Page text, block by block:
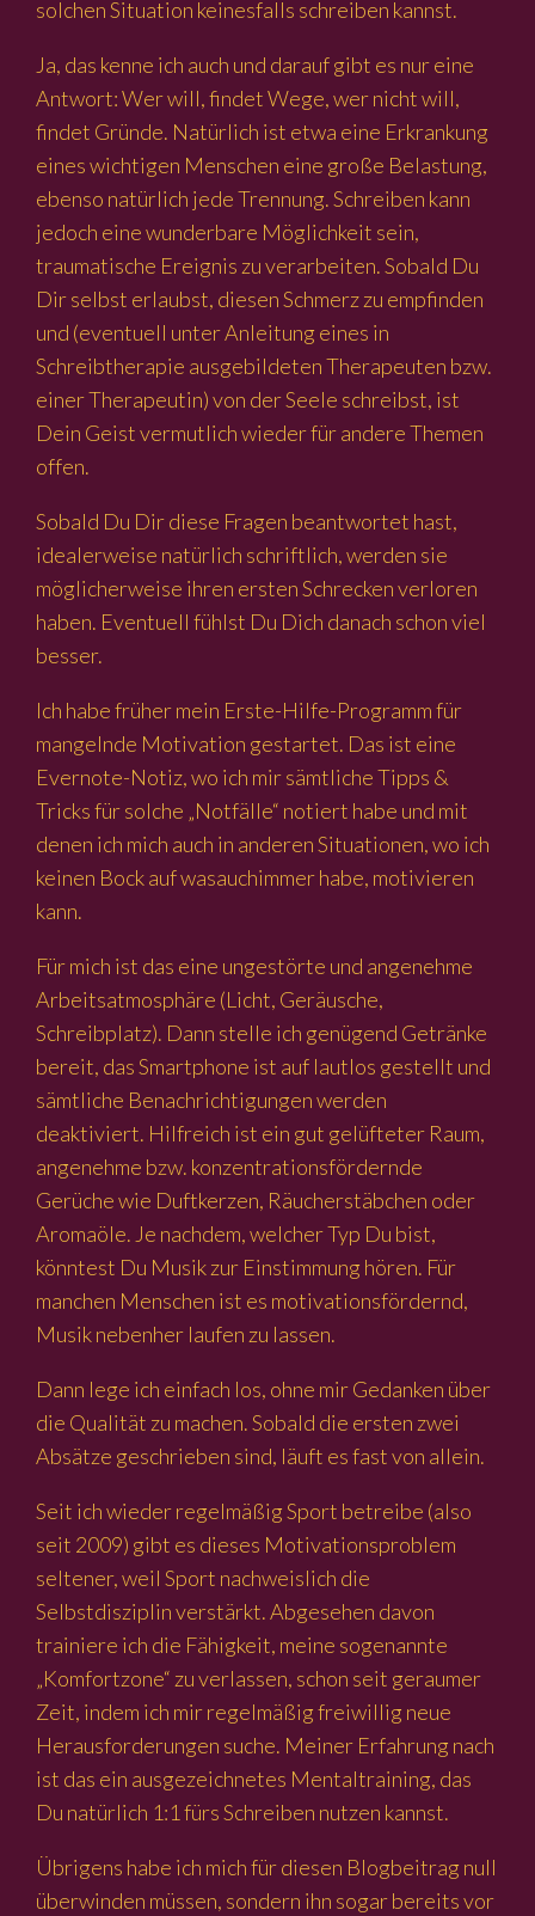
solchen Situation keinesfalls schreiben kannst.
Ja, das kenne ich auch und darauf gibt es nur eine
Antwort: Wer will, findet Wege, wer nicht will,
findet Gründe. Natürlich ist etwa eine Erkrankung
eines wichtigen Menschen eine große Belastung,
ebenso natürlich jede Trennung. Schreiben kann
jedoch eine wunderbare Möglichkeit sein,
traumatische Ereignis zu verarbeiten. Sobald Du
Dir selbst erlaubst, diesen Schmerz zu empfinden
und (eventuell unter Anleitung eines in
Schreibtherapie ausgebildeten Therapeuten bzw.
einer Therapeutin) von der Seele schreibst, ist
Dein Geist vermutlich wieder für andere Themen
offen.
Sobald Du Dir diese Fragen beantwortet hast,
idealerweise natürlich schriftlich, werden sie
möglicherweise ihren ersten Schrecken verloren
haben. Eventuell fühlst Du Dich danach schon viel
besser.
Ich habe früher mein Erste-Hilfe-Programm für
mangelnde Motivation gestartet. Das ist eine
Evernote-Notiz, wo ich mir sämtliche Tipps &
Tricks für solche „Notfälle“ notiert habe und mit
denen ich mich auch in anderen Situationen, wo ich
keinen Bock auf wasauchimmer habe, motivieren
kann.
Für mich ist das eine ungestörte und angenehme
Arbeitsatmosphäre (Licht, Geräusche,
Schreibplatz). Dann stelle ich genügend Getränke
bereit, das Smartphone ist auf lautlos gestellt und
sämtliche Benachrichtigungen werden
deaktiviert. Hilfreich ist ein gut gelüfteter Raum,
angenehme bzw. konzentrationsfördernde
Gerüche wie Duftkerzen, Räucherstäbchen oder
Aromaöle. Je nachdem, welcher Typ Du bist,
könntest Du Musik zur Einstimmung hören. Für
manchen Menschen ist es motivationsfördernd,
Musik nebenher laufen zu lassen.
Dann lege ich einfach los, ohne mir Gedanken über
die Qualität zu machen. Sobald die ersten zwei
Absätze geschrieben sind, läuft es fast von allein.
Seit ich wieder regelmäßig Sport betreibe (also
seit 2009) gibt es dieses Motivationsproblem
seltener, weil Sport nachweislich die
Selbstdisziplin verstärkt. Abgesehen davon
trainiere ich die Fähigkeit, meine sogenannte
„Komfortzone“ zu verlassen, schon seit geraumer
Zeit, indem ich mir regelmäßig freiwillig neue
Herausforderungen suche. Meiner Erfahrung nach
ist das ein ausgezeichnetes Mentaltraining, das
Du natürlich 1:1 fürs Schreiben nutzen kannst.
Übrigens habe ich mich für diesen Blogbeitrag null
überwinden müssen, sondern ihn sogar bereits vor